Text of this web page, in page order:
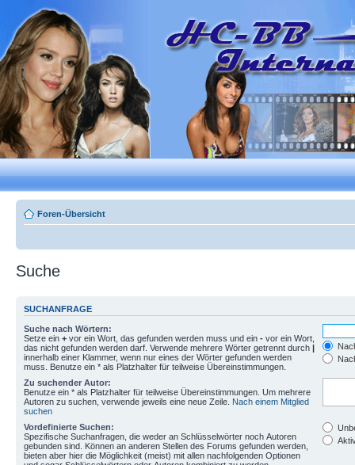
Foren-Übersicht
Suche
SUCHANFRAGE
Suche nach Wörtern:
Setze ein + vor ein Wort, das gefunden werden muss und ein - vor ein Wort,
das nicht gefunden werden darf. Verwende mehrere Wörter getrennt durch |
innerhalb einer Klammer, wenn nur eines der Wörter gefunden werden
muss. Benutze ein * als Platzhalter für teilweise Übereinstimmungen.
Zu suchender Autor:
Benutze ein * als Platzhalter für teilweise Übereinstimmungen. Um mehrere
Autoren zu suchen, verwende jeweils eine neue Zeile. Nach einem Mitglied
suchen
Vordefinierte Suchen:
Spezifische Suchanfragen, die weder an Schlüsselwörter noch Autoren
gebunden sind. Können an anderen Stellen des Forums gefunden werden,
bieten aber hier die Möglichkeit (meist) mit allen nachfolgenden Optionen